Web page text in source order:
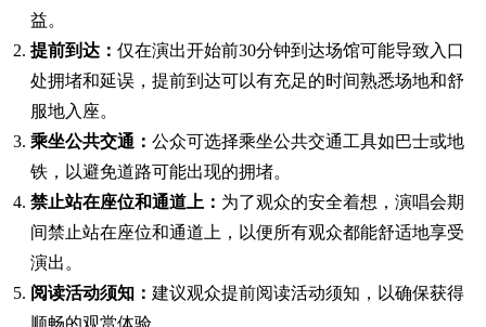
益。
提前到达： 仅在演出开始前30分钟到达场馆可能导致入口
处拥堵和延误，提前到达可以有充足的时间熟悉场地和舒
服地入座。
乘坐公共交通： 公众可选择乘坐公共交通工具如巴士或地
铁，以避免道路可能出现的拥堵。
禁止站在座位和通道上： 为了观众的安全着想，演唱会期
间禁止站在座位和通道上，以便所有观众都能舒适地享受
演出。
阅读活动须知： 建议观众提前阅读活动须知，以确保获得
顺畅的观赏体验。